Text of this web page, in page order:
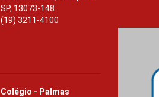
SP, 13073-148
(19) 3211-4100
Colégio - Palmas